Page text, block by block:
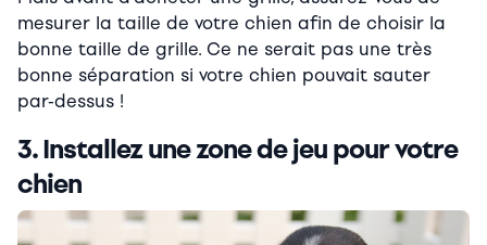
mesurer la taille de votre chien afin de choisir la
bonne taille de grille. Ce ne serait pas une très
bonne séparation si votre chien pouvait sauter
par-dessus !
3. Installez une zone de jeu pour votre
chien